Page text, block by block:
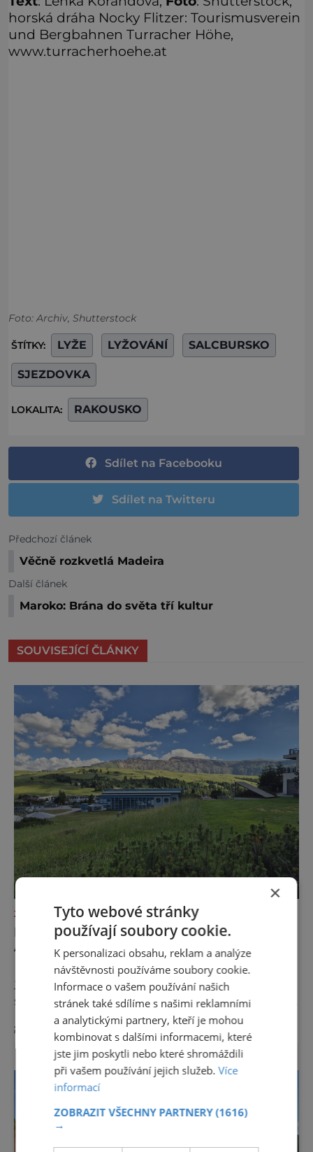
horská dráha Nocky Flitzer: Tourismusverein
und Bergbahnen Turracher Höhe,
www.turracherhoehe.at
Foto: Archiv, Shutterstock
ŠTÍTKY: LYŽE LYŽOVÁNÍ SALCBURSKO
SJEZDOVKA
LOKALITA: RAKOUSKO
Sdílet na Facebooku
Sdílet na Twitteru
Předchozí článek
Věčně rozkvetlá Madeira
Další článek
Maroko: Brána do světa tří kultur
SOUVISEJÍCÍ ČLÁNKY
ZAJÍMAVOSTI
NEJKRÁSNĚJŠÍ LOUKA EVROPY ŘÍKÁ
AUTŮM DOST
Na první pohled to může působit paradoxně.
Jedna z nejfotografovanějších krajin Dolomit
se rozhodla, že návštěvníků nechce více, ale
méně. Alpe di Siusi, největší vysokohorská
louka v Evropě, zavádí od léta 2026 nová
pravidla příjezdu, která mají jediný cíl –
zachovat místo, kvůli němuž sem lidé
přijíždějí. Nejde o boj proti turistům. Jde o
ochranu krajiny, která už nechce být obětí
vlastního úspě
zobrazit více >>
×
Tyto webové stránky
používají soubory cookie.
K personalizaci obsahu, reklam a analýze
návštěvnosti používáme soubory cookie.
Informace o vašem používání našich
stránek také sdílíme s našimi reklamními
a analytickými partnery, kteří je mohou
kombinovat s dalšími informacemi, které
jste jim poskytli nebo které shromáždili
při vašem používání jejich služeb.Více
informací
ZOBRAZIT VŠECHNY PARTNERY(1616)
→